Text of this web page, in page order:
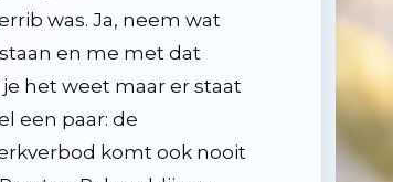
was. Ja, neem wat
en me met dat
het weet maar er staat
een paar: de
komt ook nooit